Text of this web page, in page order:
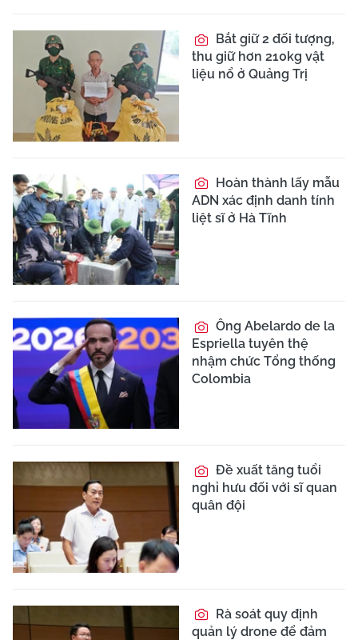
Bắt giữ 2 đối tượng,
thu giữ hơn 210kg vật
liệu nổ ở Quảng Trị
Hoàn thành lấy mẫu
ADN xác định danh tính
liệt sĩ ở Hà Tĩnh
Ông Abelardo de la
Espriella tuyên thệ
nhậm chức Tổng thống
Colombia
Đề xuất tăng tuổi
nghỉ hưu đối với sĩ quan
quân đội
Rà soát quy định
quản lý drone để đảm